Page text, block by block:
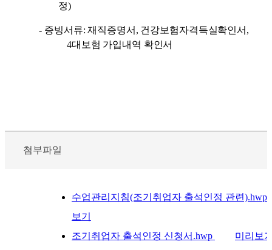
정)
- 증빙서류:재직증명서 , 건강보험자격득실확인서 ,
4대보험 가입내역 확인서
첨부파일
수업관리지침(조기취업자 출석인정 관련).hwp
보기
조기취업자 출석인정 신청서.hwp
미리보